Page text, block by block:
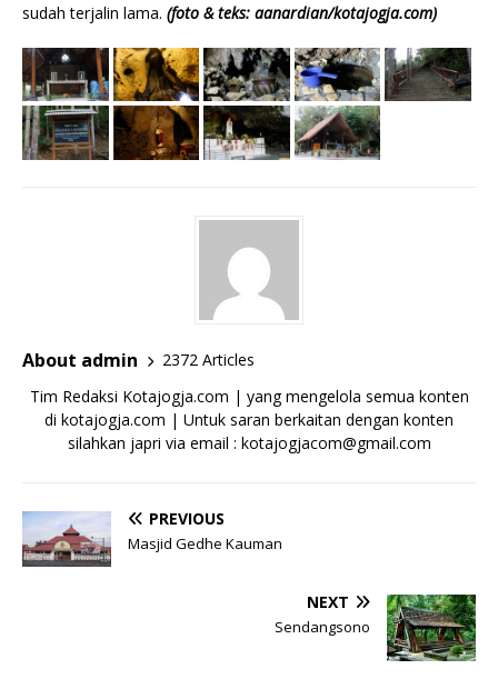
sudah terjalin lama. (foto & teks: aanardian/kotajogja.com)
About admin
2372 Articles
Tim Redaksi Kotajogja.com | yang mengelola semua konten
di kotajogja.com | Untuk saran berkaitan dengan konten
silahkan japri via email : kotajogjacom@gmail.com
PREVIOUS
Masjid Gedhe Kauman
NEXT
Sendangsono